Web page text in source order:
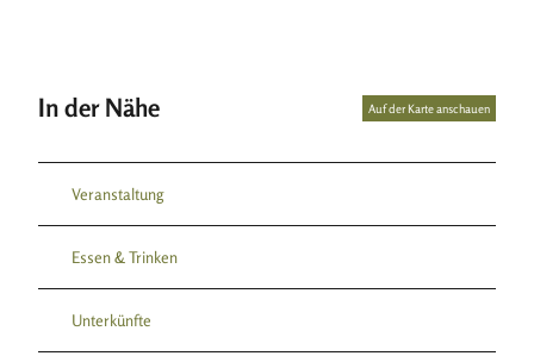
In der Nähe Auf der Karte anschauen
Veranstaltung
Essen & Trinken
Unterkünfte